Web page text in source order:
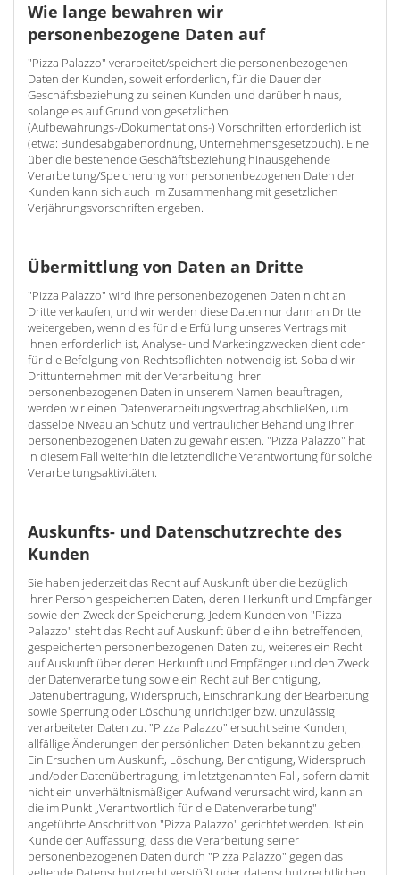
Wie lange bewahren wir
personenbezogene Daten auf
"Pizza Palazzo" verarbeitet/speichert die personenbezogenen
Daten der Kunden, soweit erforderlich, für die Dauer der
Geschäftsbeziehung zu seinen Kunden und darüber hinaus,
solange es auf Grund von gesetzlichen
(Aufbewahrungs-/Dokumentations-) Vorschriften erforderlich ist
(etwa: Bundesabgabenordnung, Unternehmensgesetzbuch). Eine
über die bestehende Geschäftsbeziehung hinausgehende
Verarbeitung/Speicherung von personenbezogenen Daten der
Kunden kann sich auch im Zusammenhang mit gesetzlichen
Verjährungsvorschriften ergeben.
Übermittlung von Daten an Dritte
"Pizza Palazzo" wird Ihre personenbezogenen Daten nicht an
Dritte verkaufen, und wir werden diese Daten nur dann an Dritte
weitergeben, wenn dies für die Erfüllung unseres Vertrags mit
Ihnen erforderlich ist, Analyse- und Marketingzwecken dient oder
für die Befolgung von Rechtspflichten notwendig ist. Sobald wir
Drittunternehmen mit der Verarbeitung Ihrer
personenbezogenen Daten in unserem Namen beauftragen,
werden wir einen Datenverarbeitungsvertrag abschließen, um
dasselbe Niveau an Schutz und vertraulicher Behandlung Ihrer
personenbezogenen Daten zu gewährleisten. "Pizza Palazzo" hat
in diesem Fall weiterhin die letztendliche Verantwortung für solche
Verarbeitungsaktivitäten.
Auskunfts- und Datenschutzrechte des
Kunden
Sie haben jederzeit das Recht auf Auskunft über die bezüglich
Ihrer Person gespeicherten Daten, deren Herkunft und Empfänger
sowie den Zweck der Speicherung. Jedem Kunden von "Pizza
Palazzo" steht das Recht auf Auskunft über die ihn betreffenden,
gespeicherten personenbezogenen Daten zu, weiteres ein Recht
auf Auskunft über deren Herkunft und Empfänger und den Zweck
der Datenverarbeitung sowie ein Recht auf Berichtigung,
Datenübertragung, Widerspruch, Einschränkung der Bearbeitung
sowie Sperrung oder Löschung unrichtiger bzw. unzulässig
verarbeiteter Daten zu. "Pizza Palazzo" ersucht seine Kunden,
allfällige Änderungen der persönlichen Daten bekannt zu geben.
Ein Ersuchen um Auskunft, Löschung, Berichtigung, Widerspruch
und/oder Datenübertragung, im letztgenannten Fall, sofern damit
nicht ein unverhältnismäßiger Aufwand verursacht wird, kann an
die im Punkt „Verantwortlich für die Datenverarbeitung"
angeführte Anschrift von "Pizza Palazzo" gerichtet werden. Ist ein
Kunde der Auffassung, dass die Verarbeitung seiner
personenbezogenen Daten durch "Pizza Palazzo" gegen das